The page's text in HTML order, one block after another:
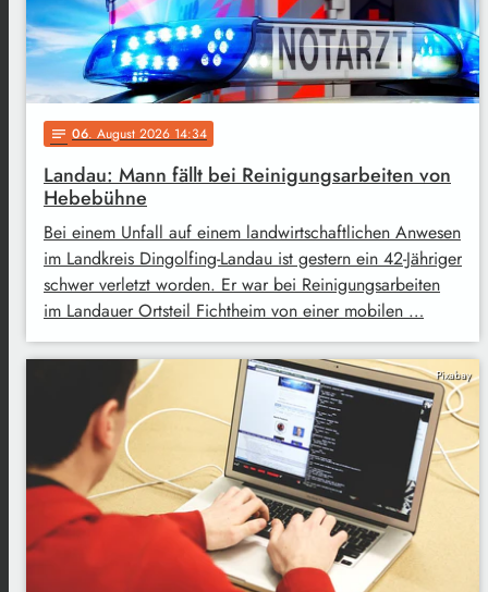
notes 06. August 2026 14:34
Landau: Mann fällt bei Reinigungsarbeiten von
Hebebühne
Bei einem Unfall auf einem landwirtschaftlichen Anwesen
im Landkreis Dingolfing-Landau ist gestern ein 42-Jähriger
schwer verletzt worden. Er war bei Reinigungsarbeiten
im Landauer Ortsteil Fichtheim von einer mobilen …
Pixabay